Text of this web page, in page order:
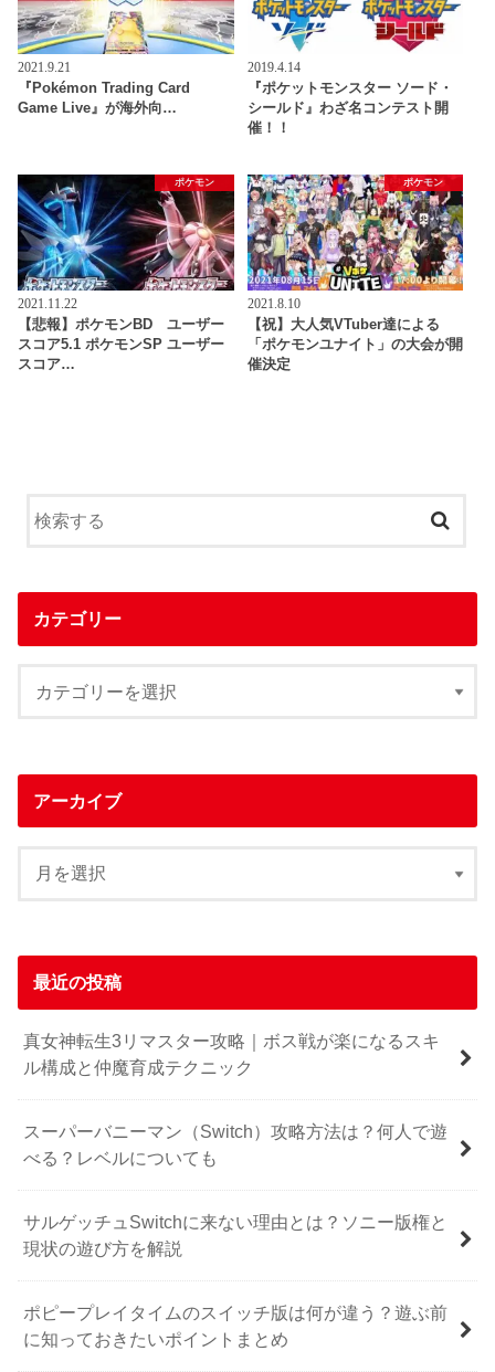
2021.9.21
『Pokémon Trading Card
Game Live』が海外向…
2019.4.14
『ポケットモンスター ソード・
シールド』わざ名コンテスト開
催！！
ポケモン
2021.11.22
【悲報】ポケモンBD ユーザー
スコア5.1 ポケモンSP ユーザー
スコア…
ポケモン
2021.8.10
【祝】大人気VTuber達による
「ポケモンユナイト」の大会が開
催決定
カテゴリー
アーカイブ
最近の投稿
真女神転生3リマスター攻略｜ボス戦が楽になるスキ
ル構成と仲魔育成テクニック
スーパーバニーマン（Switch）攻略方法は？何人で遊
べる？レベルについても
サルゲッチュSwitchに来ない理由とは？ソニー版権と
現状の遊び方を解説
ポピープレイタイムのスイッチ版は何が違う？遊ぶ前
に知っておきたいポイントまとめ